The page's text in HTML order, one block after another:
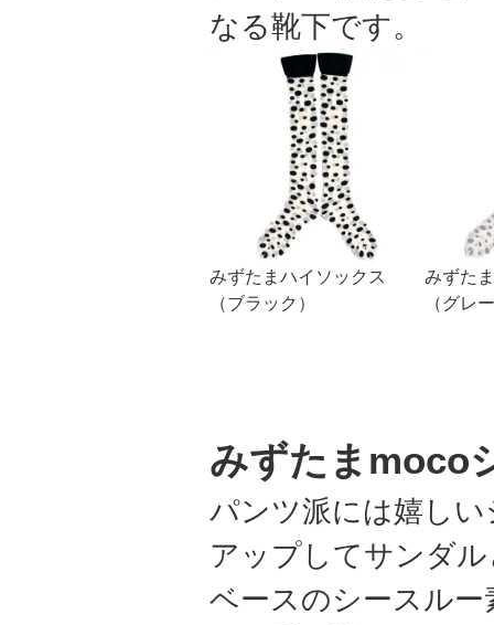
なる靴下です。
みずたまハイソックス
（ブラック）
みずた
（グレ
みずたまmoco
パンツ派には嬉し
アップしてサンダ
ベースのシースル